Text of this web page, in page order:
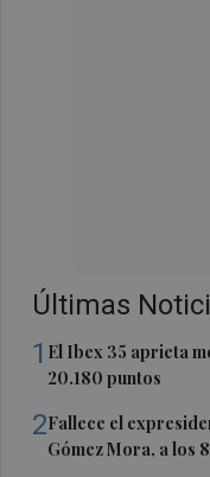
Últimas
1 El Ibex 35 aprieta
20.180 puntos
2Fallece el
Gómez Mora, a los